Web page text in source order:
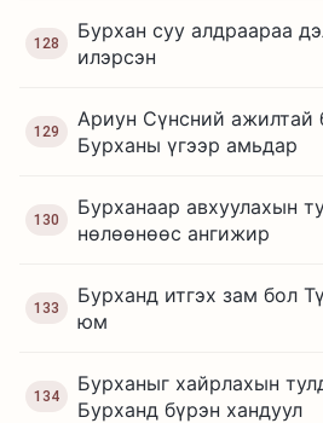
128
Бурхан суу алдраараа
илэрсэн
129
Ариун Сүнсний ажилтай
Бурханы үгээр амьдар
130
Бурханаар авхуулахын
нөлөөнөөс ангижир
133
Бурханд итгэх зам бол
юм
134
Бурханыг хайрлахын
Бурханд бүрэн хандуул